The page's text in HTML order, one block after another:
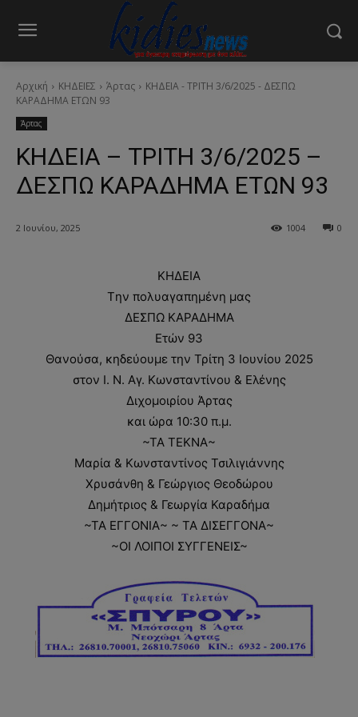
Αρχική ΚΗΔΕΙΕΣ Άρτας
ΚΗΔΕΙΑ - ΤΡΙΤΗ 3/6/2025 - ΔΕΣΠΩ
ΚΑΡΑΔΗΜΑ ΕΤΩΝ 93
Άρτας
ΚΗΔΕΙΑ – ΤΡΙΤΗ 3/6/2025 –
ΔΕΣΠΩ ΚΑΡΑΔΗΜΑ ΕΤΩΝ 93
2 Ιουνίου, 2025 0
1004
ΚΗΔΕΙΑ
Tην πολυαγαπημένη μας
ΔΕΣΠΩ ΚΑΡΑΔΗΜΑ
Ετών 93
Θανούσα, κηδεύουμε την Τρίτη 3 Ιουνίου 2025
στον Ι. Ν. Αγ. Κωνσταντίνου & Ελένης
Διχομοιρίου Άρτας
και ώρα 10:30 π.μ.
~ΤΑ ΤΕΚΝΑ~
Μαρία & Κωνσταντίνος Τσιλιγιάννης
Χρυσάνθη & Γεώργιος Θεοδώρου
Δημήτριος & Γεωργία Καραδήμα
~ΤΑ ΕΓΓΟΝΙΑ~ ~ ΤΑ ΔΙΣΕΓΓΟΝΑ~
~ΟΙ ΛΟΙΠΟΙ ΣΥΓΓΕΝΕΙΣ~